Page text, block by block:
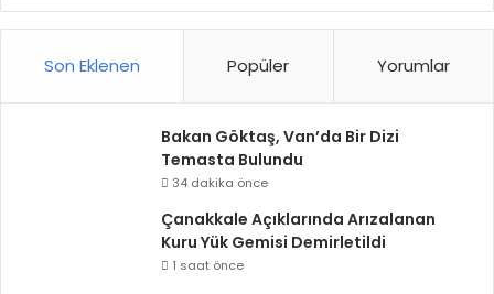
Son Eklenen Popüler Yorumlar
Bakan Göktaş, Van’da Bir Dizi
Temasta Bulundu
34 dakika önce
Çanakkale Açıklarında Arızalanan
Kuru Yük Gemisi Demirletildi
1 saat önce